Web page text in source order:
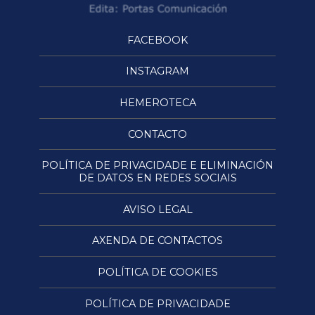
FACEBOOK
INSTAGRAM
HEMEROTECA
CONTACTO
POLÍTICA DE PRIVACIDADE E ELIMINACIÓN
DE DATOS EN REDES SOCIAIS
AVISO LEGAL
AXENDA DE CONTACTOS
POLÍTICA DE COOKIES
POLÍTICA DE PRIVACIDADE